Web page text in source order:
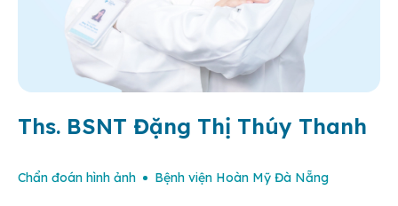
Ths. BSNT Đặng Thị Thúy Thanh
Chẩn đoán hình ảnh Bệnh viện Hoàn Mỹ Đà Nẵng